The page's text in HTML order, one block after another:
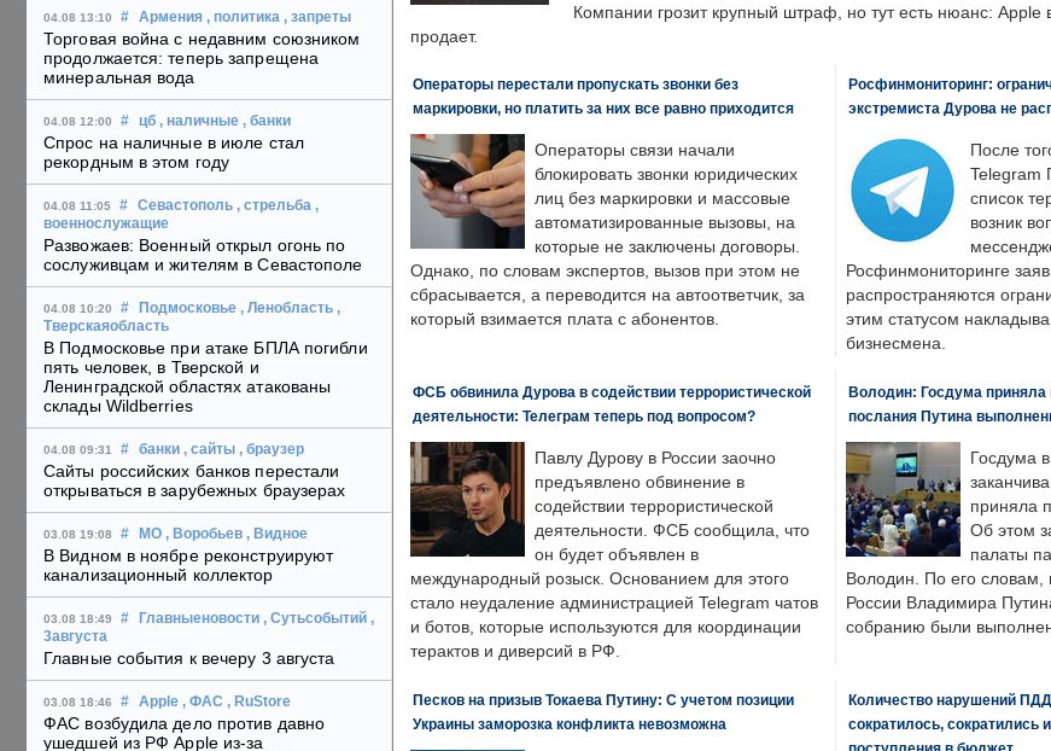
04.08 13:10 # Армения , политика , запреты
Торговая война с недавним союзником
продолжается: теперь запрещена
минеральная вода
04.08 12:00 # цб , наличные , банки
Спрос на наличные в июле стал
рекордным в этом году
04.08 11:05 # Севастополь , стрельба ,
военнослужащие
Развожаев: Военный открыл огонь по
сослуживцам и жителям в Севастополе
04.08 10:20 # Подмосковье , Ленобласть ,
Тверскаяобласть
В Подмосковье при атаке БПЛА погибли
пять человек, в Тверской и
Ленинградской областях атакованы
склады Wildberries
04.08 09:31 # банки , сайты , браузер
Сайты российских банков перестали
открываться в зарубежных браузерах
03.08 19:08 # МО , Воробьев , Видное
В Видном в ноябре реконструируют
канализационный коллектор
03.08 18:49 # Главныеновости , Сутьсобытий ,
3августа
Главные события к вечеру 3 августа
03.08 18:46 # Apple , ФАС , RuStore
ФАС возбудила дело против давно
ушедшей из РФ Apple из-за
Компании грозит крупный штраф, но тут есть нюанс: Apple
продает.
Операторы перестали пропускать звонки без
маркировки, но платить за них все равно приходится
Операторы связи начали
блокировать звонки юридических
лиц без маркировки и массовые
автоматизированные вызовы, на
которые не заключены договоры.
Однако, по словам экспертов, вызов при этом не
сбрасывается, а переводится на автоответчик, за
который взимается плата с абонентов.
Росфинмониторинг:
экстремиста Дурова не
После
Telegram
список
возник
Росфинмониторинге
распространяются
этим статусом
бизнесмена.
ФСБ обвинила Дурова в содействии террористической
деятельности: Телеграм теперь под вопросом?
Павлу Дурову в России заочно
предъявлено обвинение в
содействии террористической
деятельности. ФСБ сообщила, что
он будет объявлен в
международный розыск. Основанием для этого
стало неудаление администрацией Telegram чатов
и ботов, которые используются для координации
терактов и диверсий в РФ.
Володин: Госдума приняла
послания Путина
Госдума
приняла
Об этом
палаты
Володин. По его словам,
России Владимира
собранию были
Песков на призыв Токаева Путину: С учетом позиции
Украины заморозка конфликта невозможна
Количество нарушений
сократилось, сократились